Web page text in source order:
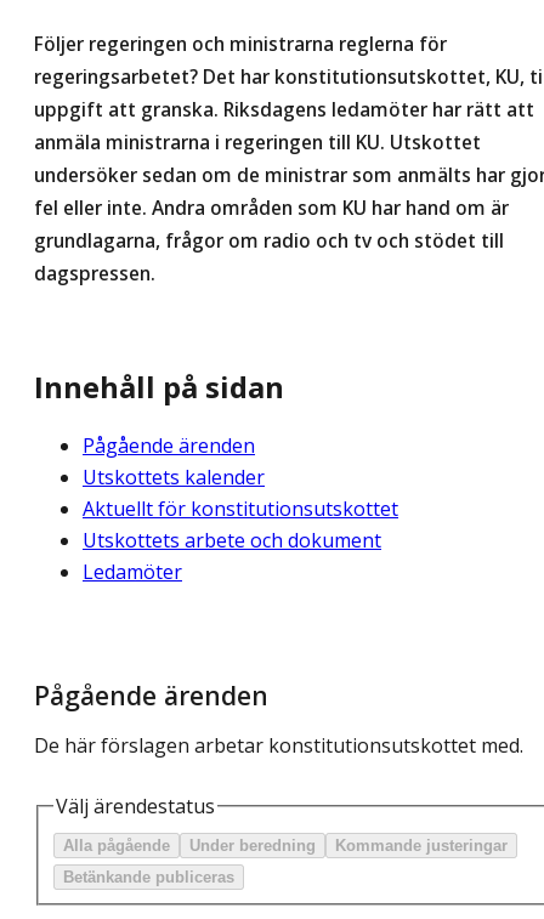
Följer regeringen och ministrarna reglerna för
regeringsarbetet? Det har konstitutionsutskottet, KU,
uppgift att granska. Riksdagens ledamöter har rätt att
anmäla ministrarna i regeringen till KU. Utskottet
undersöker sedan om de ministrar som anmälts har
fel eller inte. Andra områden som KU har hand om är
grundlagarna, frågor om radio och tv och stödet till
dagspressen.
Innehåll på sidan
Pågående ärenden
Utskottets kalender
Aktuellt för konstitutionsutskottet
Utskottets arbete och dokument
Ledamöter
Pågående ärenden
De här förslagen arbetar konstitutionsutskottet med.
Välj ärendestatus
Alla pågående Under beredning
Kommande justeringar
Betänkande publiceras